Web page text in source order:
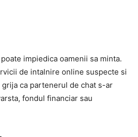
impiedica oamenii sa minta.
de intalnire online suspecte si
ca partenerul de chat s-ar
fondul financiar sau